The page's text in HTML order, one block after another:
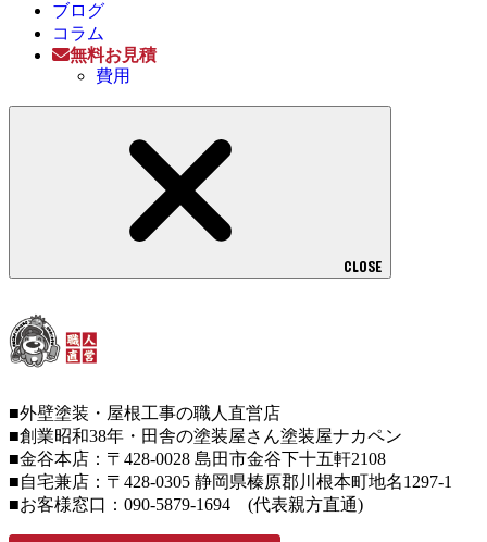
ブログ
コラム
無料お見積
費用
CLOSE
■外壁塗装・屋根工事の職人直営店
■創業昭和38年・田舎の塗装屋さん塗装屋ナカペン
■金谷本店：〒428-0028 島田市金谷下十五軒2108
■自宅兼店： 〒428-0305 静岡県榛原郡川根本町地名1297-1
■お客様窓口：090-5879-1694 (代表親方直通)